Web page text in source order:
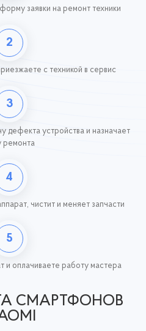
заявки на ремонт техники
2
с техникой в сервис
3
дефекта устройства и назначает
ремонта
4
чистит и меняет запчасти
5
и оплачиваете работу мастера
СМАРТФОНОВ